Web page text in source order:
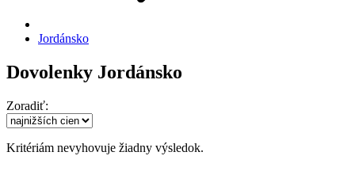
Jordánsko
Dovolenky Jordánsko
Zoradiť:
Kritériám nevyhovuje žiadny výsledok.